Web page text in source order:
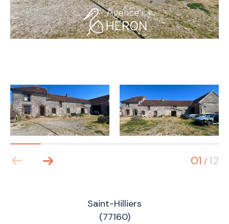
01 / 12
Saint-Hilliers
(77160)